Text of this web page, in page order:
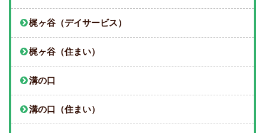
梶ヶ谷（デイサービス）
梶ヶ谷（住まい）
溝の口
溝の口（住まい）